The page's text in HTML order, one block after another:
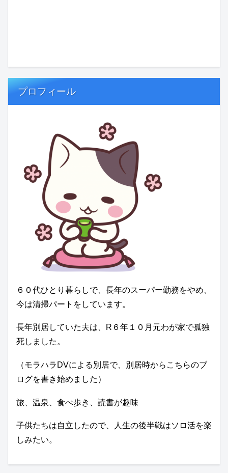
プロフィール
６０代ひとり暮らしで、長年のスーパー勤務をやめ、
今は清掃パートをしています。
長年別居していた夫は、R６年１０月元わが家で孤独
死しました。
（モラハラDVによる別居で、別居時からこちらのブ
ログを書き始めました）
旅、温泉、食べ歩き、読書が趣味
子供たちは自立したので、人生の後半戦はソロ活を楽
しみたい。